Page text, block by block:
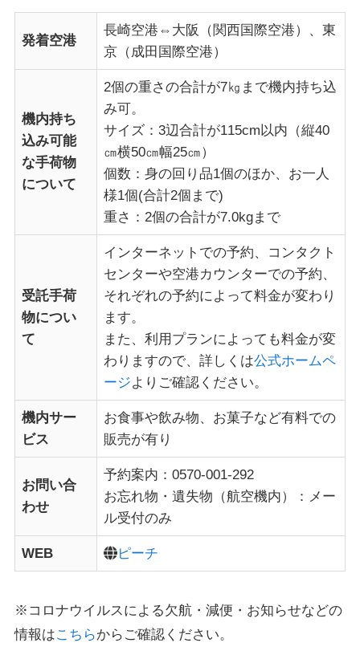
発着空港
長崎空港⇔大阪（関西国際空港）、東
京（成田国際空港）
機内持ち
込み可能
な手荷物
について
2個の重さの合計が7㎏まで機内持ち込
み可。
サイズ：3辺合計が115cm以内（縦40
㎝横50㎝幅25㎝）
個数：身の回り品1個のほか、お一人
様1個(合計2個まで)
重さ：2個の合計が7.0kgまで
受託手荷
物につい
て
インターネットでの予約、コンタクト
センターや空港カウンターでの予約、
それぞれの予約によって料金が変わり
ます。
また、利用プランによっても料金が変
わりますので、詳しくは公式ホームペ
ージよりご確認ください。
機内サー
ビス
お食事や飲み物、お菓子など有料での
販売が有り
お問い合
わせ
予約案内：0570-001-292
お忘れ物・遺失物（航空機内）：メー
ル受付のみ
WEB ピーチ
※コロナウイルスによる欠航・減便・お知らせなどの
情報はこちらからご確認ください。